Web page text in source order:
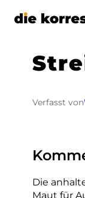
Zum
Verfasst von
Die
Maut für